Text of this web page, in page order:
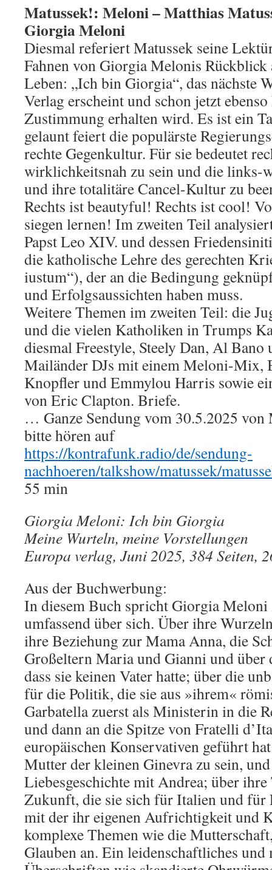
Matussek!: Meloni – Matthias
Giorgia Meloni
Diesmal referiert Matussek seine
Fahnen von Giorgia Melonis
Leben: „Ich bin Giorgia“, das nächste
Verlag erscheint und schon jetzt
Zustimmung erhalten wird. Es ist ein
gelaunt feiert die populärste
rechte Gegenkultur. Für sie bedeutet
wirklichkeitsnah zu sein und die links-
und ihre totalitäre Cancel-Kultur zu
Rechts ist beautyful! Rechts ist cool!
siegen lernen! Im zweiten Teil
Papst Leo XIV. und dessen
die katholische Lehre des gerechten
iustum“), der an die Bedingung
und Erfolgsaussichten haben muss.
Weitere Themen im zweiten Teil: die
und die vielen Katholiken in Trumps
diesmal Freestyle, Steely Dan, Al Bano
Mailänder DJs mit einem Meloni-Mix,
Knopfler und Emmylou Harris sowie
von Eric Clapton. Briefe.
… Ganze Sendung vom 30.5.2025 von
bitte hören auf
https://kontrafunk.radio/de/sendung-
nachhoeren/talkshow/matussek/
55 min
Giorgia Meloni: Ich bin Giorgia
Meine Wurteln, meine Vorstellungen
Europa verlag, Juni 2025, 384 Seiten,
Aus der Buchwerbung:
In diesem Buch spricht Giorgia Meloni
umfassend über sich. Über ihre
ihre Beziehung zur Mama Anna, die
Großeltern Maria und Gianni und über
dass sie keinen Vater hatte; über die
für die Politik, die sie aus »ihrem«
Garbatella zuerst als Ministerin in die
und dann an die Spitze von Fratelli
europäischen Konservativen geführt
Mutter der kleinen Ginevra zu sein,
Liebesgeschichte mit Andrea; über
Zukunft, die sie sich für Italien und für
mit der ihr eigenen Aufrichtigkeit und
komplexe Themen wie die
Glauben an. Ein leidenschaftliches